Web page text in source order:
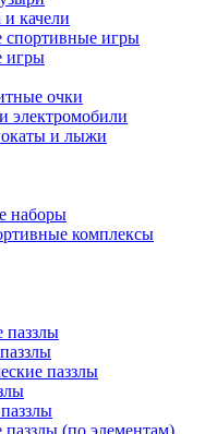
качели
спортивные игры
игры
очки
электромобили
и лыжи
наборы
комплексы
паззлы
паззлы
(по элементам)